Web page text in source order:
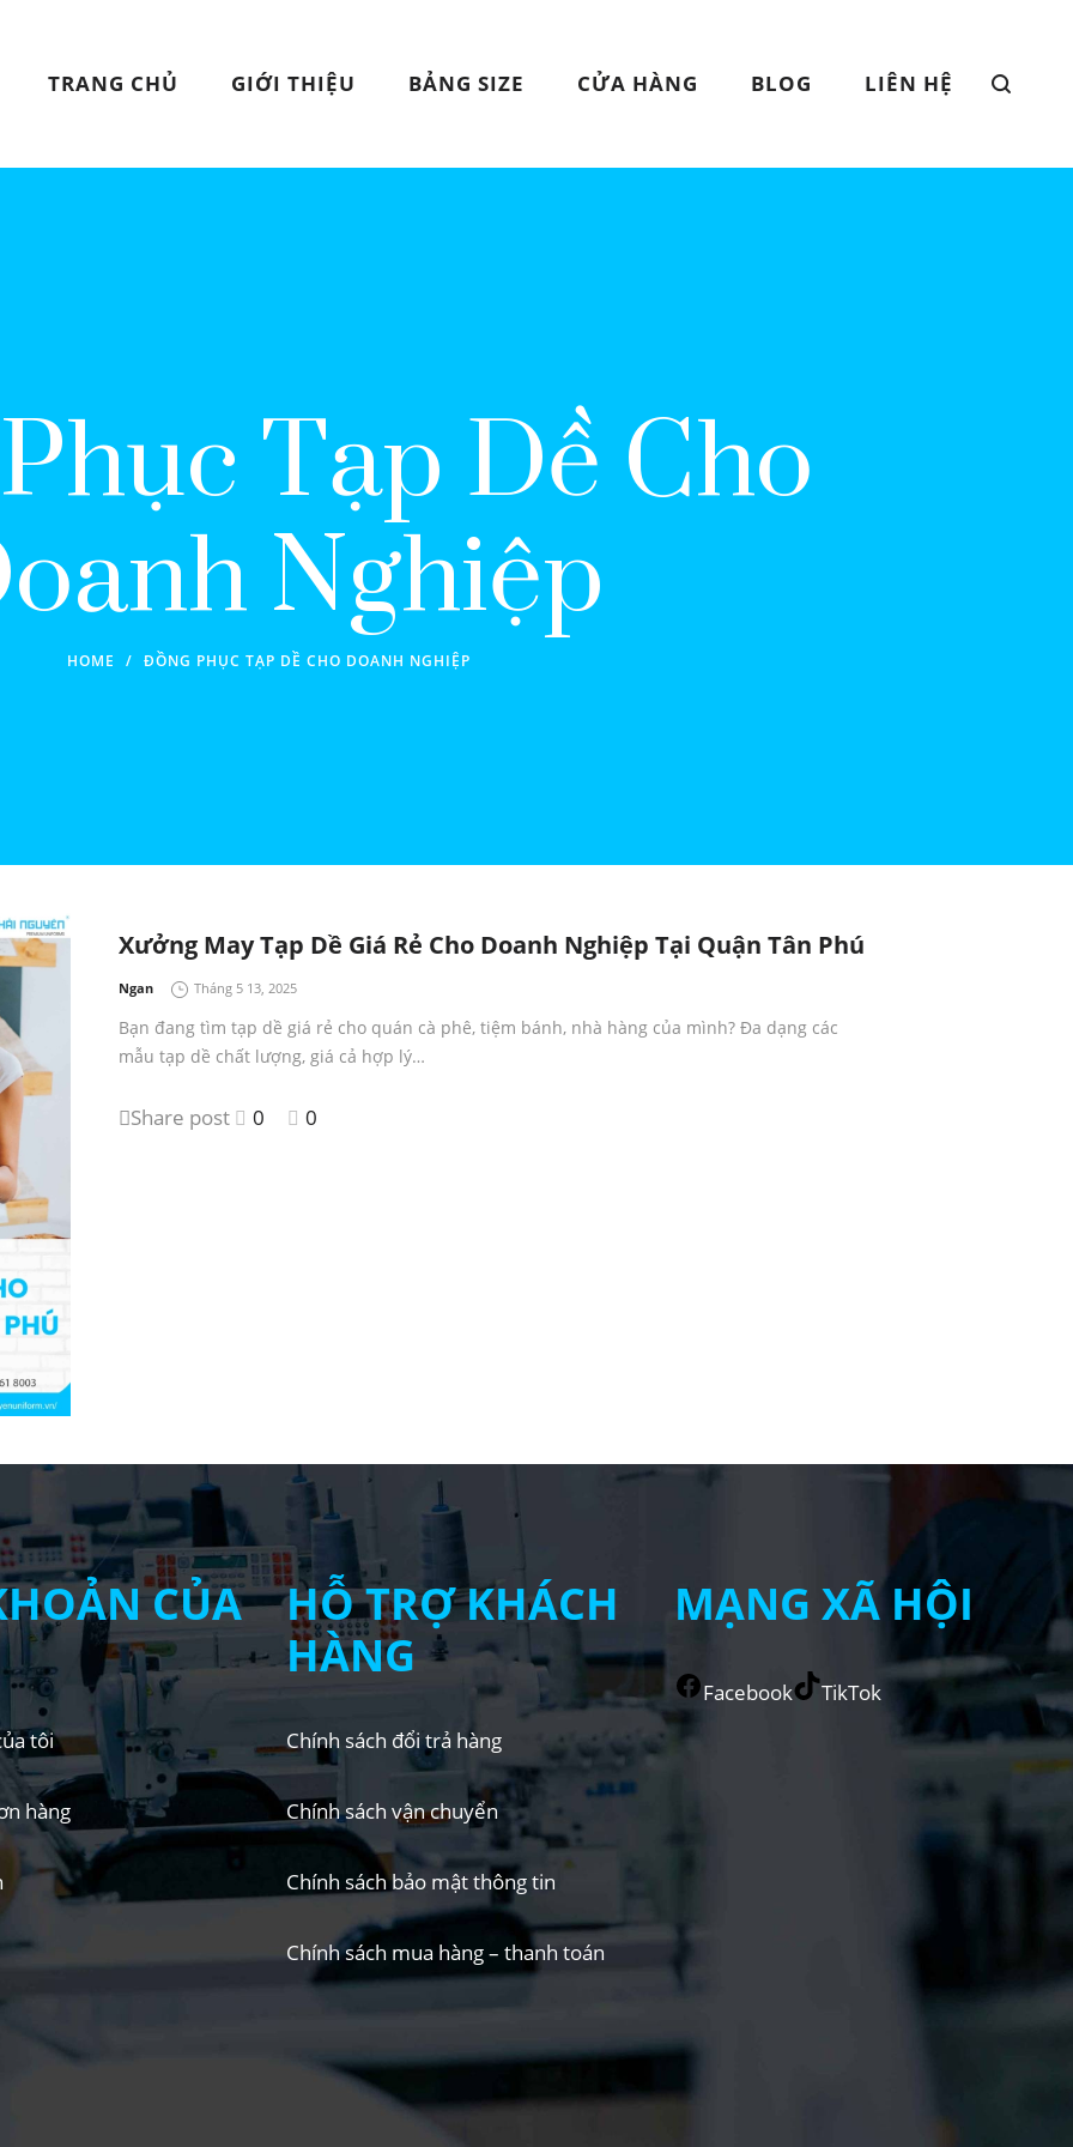
TRANG CHỦ GIỚI THIỆU BẢNG SIZE CỬA HÀNG BLOG LIÊN HỆ
Tạp Dề Cho
Nghiệp
HOME / ĐỒNG PHỤC TẠP DỀ CHO DOANH NGHIỆP
Xưởng May Tạp Dề Giá Rẻ Cho Doanh Nghiệp Tại Quận Tân Phú
by
Ngan Tháng 5 13, 2025
Bạn đang tìm tạp dề giá rẻ cho quán cà phê, tiệm bánh, nhà hàng của mình? Đa dạng các
mẫu tạp dề chất lượng, giá cả hợp lý…
Share post 0 0
CỦA
tôi
hàng
HỖ TRỢ KHÁCH
HÀNG
Chính sách đổi trả hàng
Chính sách vận chuyển
Chính sách bảo mật thông tin
Chính sách mua hàng – thanh toán
MẠNG XÃ HỘI
Facebook TikTok